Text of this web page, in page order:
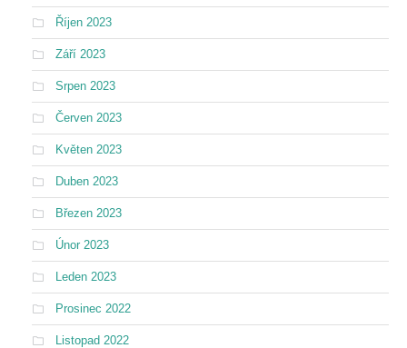
Říjen 2023
Září 2023
Srpen 2023
Červen 2023
Květen 2023
Duben 2023
Březen 2023
Únor 2023
Leden 2023
Prosinec 2022
Listopad 2022